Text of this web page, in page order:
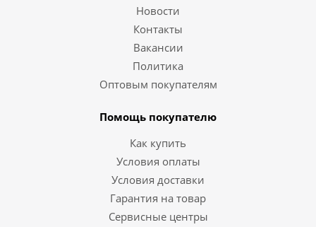
Новости
Контакты
Вакансии
Политика
Оптовым покупателям
Помощь покупателю
Как купить
Условия оплаты
Условия доставки
Гарантия на товар
Сервисные центры